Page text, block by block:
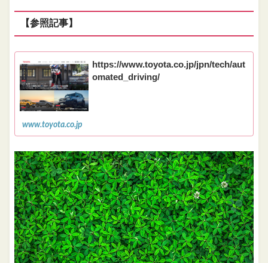
【参照記事】
https://www.toyota.co.jp/jpn/tech/aut
omated_driving/
www.toyota.co.jp